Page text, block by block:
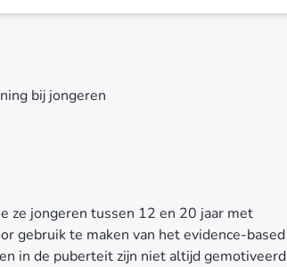
bij jongeren
ze jongeren tussen 12 en 20 jaar met
gebruik te maken van het evidence-based
in de puberteit zijn niet altijd